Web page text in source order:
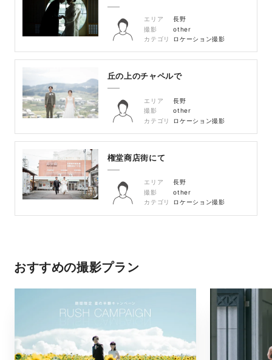
エリア
長野
撮影
other
カテゴリ
ロケーション撮影
丘の上のチャペルで
エリア
長野
撮影
other
カテゴリ
ロケーション撮影
権堂商店街にて
エリア
長野
撮影
other
カテゴリ
ロケーション撮影
おすすめの撮影プラン